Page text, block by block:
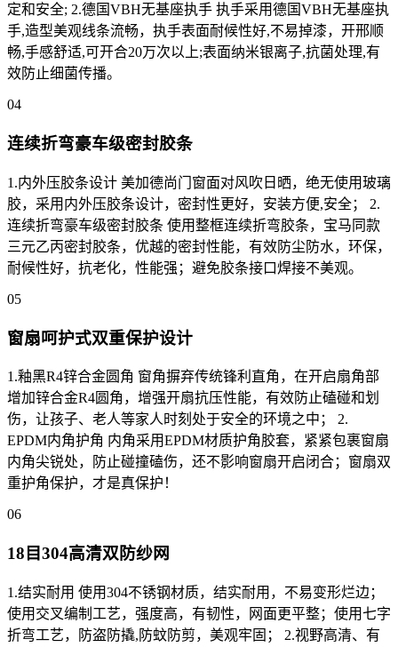
定和安全; 2.德国VBH无基座执手 执手采用德国VBH无基座执
手,造型美观线条流畅，执手表面耐候性好,不易掉漆，开邢顺
畅,手感舒适,可开合20万次以上;表面纳米银离子,抗菌处理,有
效防止细菌传播。
04
连续折弯豪车级密封胶条
1.内外压胶条设计 美加德尚门窗面对风吹日晒，绝无使用玻璃
胶，采用内外压胶条设计，密封性更好，安装方便,安全； 2.
连续折弯豪车级密封胶条 使用整框连续折弯胶条，宝马同款
三元乙丙密封胶条，优越的密封性能，有效防尘防水，环保，
耐候性好，抗老化，性能强；避免胶条接口焊接不美观。
05
窗扇呵护式双重保护设计
1.釉黑R4锌合金圆角 窗角摒弃传统锋利直角，在开启扇角部
增加锌合金R4圆角，增强开扇抗压性能，有效防止磕碰和划
伤，让孩子、老人等家人时刻处于安全的环境之中； 2.
EPDM内角护角 内角采用EPDM材质护角胶套，紧紧包裹窗扇
内角尖锐处，防止碰撞磕伤，还不影响窗扇开启闭合；窗扇双
重护角保护，才是真保护！
06
18目304高清双防纱网
1.结实耐用 使用304不锈钢材质，结实耐用，不易变形烂边；
使用交叉编制工艺，强度高，有韧性，网面更平整；使用七字
折弯工艺，防盗防撬,防蚊防剪，美观牢固； 2.视野高清、有